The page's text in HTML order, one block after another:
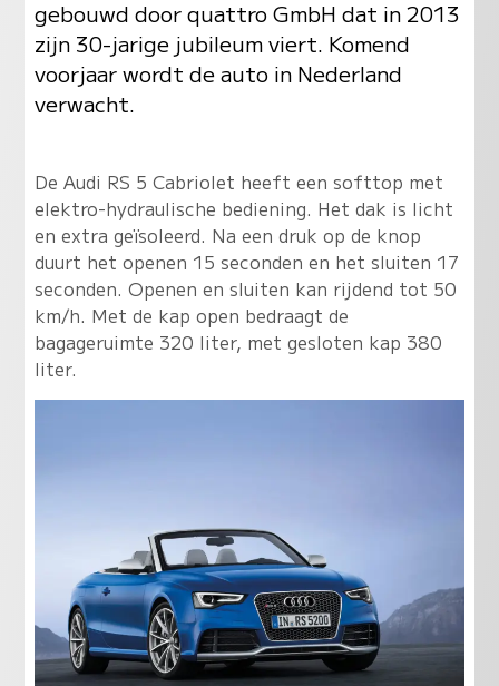
gebouwd door quattro GmbH dat in 2013
zijn 30-jarige jubileum viert. Komend
voorjaar wordt de auto in Nederland
verwacht.
De Audi RS 5 Cabriolet heeft een softtop met
elektro-hydraulische bediening. Het dak is licht
en extra geïsoleerd. Na een druk op de knop
duurt het openen 15 seconden en het sluiten 17
seconden. Openen en sluiten kan rijdend tot 50
km/h. Met de kap open bedraagt de
bagageruimte 320 liter, met gesloten kap 380
liter.